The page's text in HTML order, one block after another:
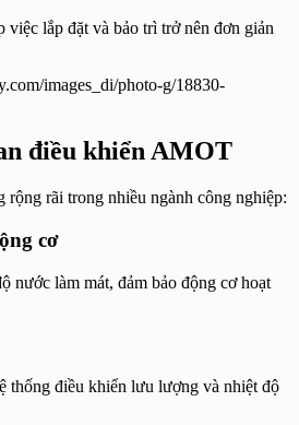
việc lắp đặt và bảo trì trở nên đơn giản
điều khiển AMOT
rãi trong nhiều ngành công nghiệp:
cơ
nước làm mát, đảm bảo động cơ hoạt
thống điều khiển lưu lượng và nhiệt độ